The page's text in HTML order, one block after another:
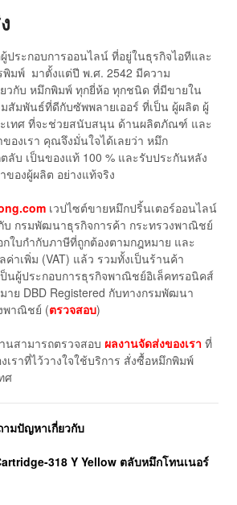
ประกอบการออนไลน์ ที่อยู่ในธุรกิจไอทีและ
พิมพ์ มาตั้งแต่ปี พ.ศ. 2542 มีความ
วกับ หมึกพิมพ์ ทุกยี่ห้อ ทุกชนิด ที่มีขายใน
มสัมพันธ์ที่ดีกับซัพพลายเออร์ ที่เป็น ผู้ผลิต ผู้
เทศ ที่จะช่วยสนับสนุน ด้านผลิตภัณฑ์ และ
องเรา คุณจึงมั่นใจได้เลยว่า หมึก
ลับ เป็นของแท้ 100 % และรับประกันหลัง
ของผู้ผลิต อย่างแท้จริง
เวปไซต์ขายหมึกปริ้นเตอร์ออนไลน์
กรมพัฒนาธุรกิจการค้า กระทรวงพาณิชย์
ใบกำกับภาษีที่ถูกต้องตามกฎหมาย และ
าเพิ่ม (VAT) แล้ว รวมทั้งเป็นร้านค้า
นผู้ประกอบการธุรกิจพาณิชย์อิเล็คทรอนิคส์
าย DBD Registered กับทางกรมพัฒนา
พาณิชย์ (ตรวจสอบ)
นสามารถตรวจสอบ ผลงานจัดส่งของเรา ที่
เราที่ไว้วางใจใช้บริการ สั่งซื้อหมึกพิมพ์
ศ
มปัญหาเกี่ยวกับ
318 Y Yellow ตลับหมึกโทนเนอร์